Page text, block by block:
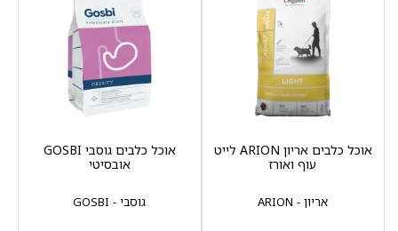
אריון - ARION
אוכל כלבים אריון ARION לייט
עוף ואורז
גוסבי - GOSBI
אוכל כלבים גוסבי GOSBI
אובסיטי